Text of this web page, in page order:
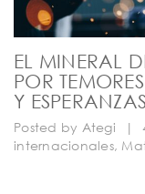
EL MINERAL
POR
Y
Posted by Ategi |
internacionales,